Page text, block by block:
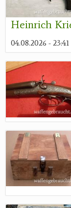
Heinrich
04.08.2026 - 23:41